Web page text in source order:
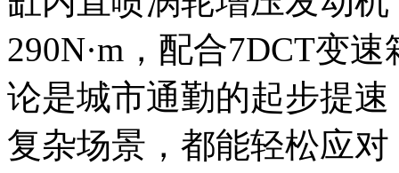
290N·m，配合7DCT变
论是城市通勤的起步提
复杂场景，都能轻松应